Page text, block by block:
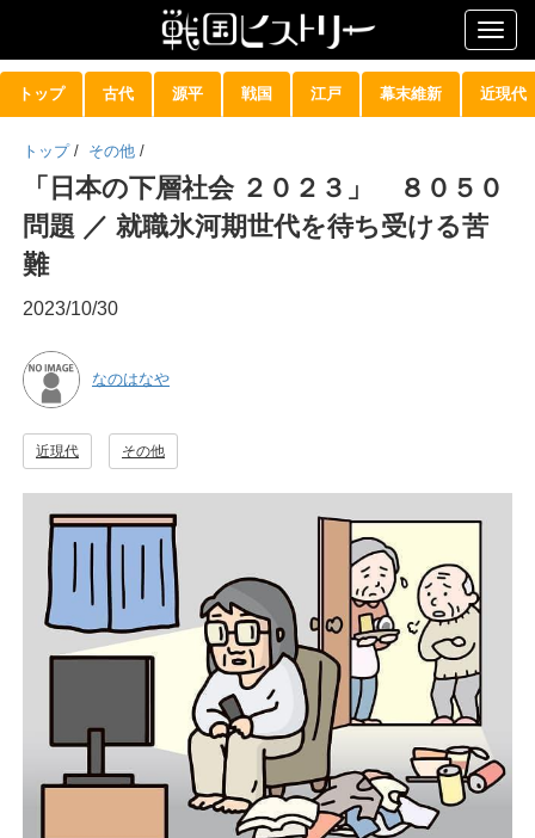
トップ 古代 源平 戦国 江戸 幕末維新 近現代
トップ / その他 /
「日本の下層社会 ２０２３」 ８０５０
問題 ／ 就職氷河期世代を待ち受ける苦
難
2023/10/30
なのはなや
近現代 その他